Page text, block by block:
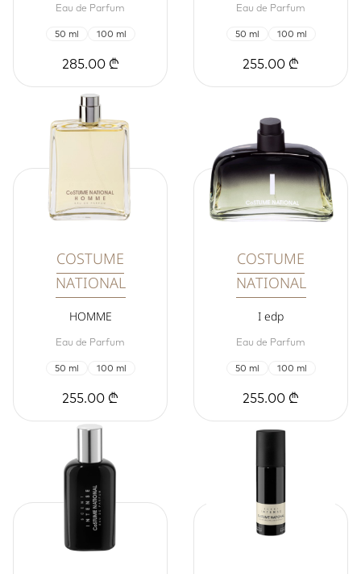
Eau de Parfum
50 ml 100 ml
285.00 ₾
Eau de Parfum
50 ml 100 ml
255.00 ₾
COSTUME
NATIONAL
HOMME
Eau de Parfum
50 ml 100 ml
255.00 ₾
COSTUME
NATIONAL
I edp
Eau de Parfum
50 ml 100 ml
255.00 ₾